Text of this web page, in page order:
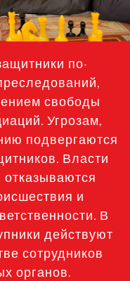
по-
свободы
Угрозам,
подвергаются
Власти
отказываются
и
В
действуют
сотрудников
органов.